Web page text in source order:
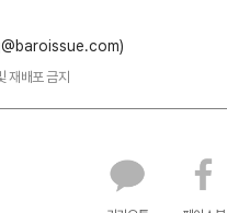
재배포 금지